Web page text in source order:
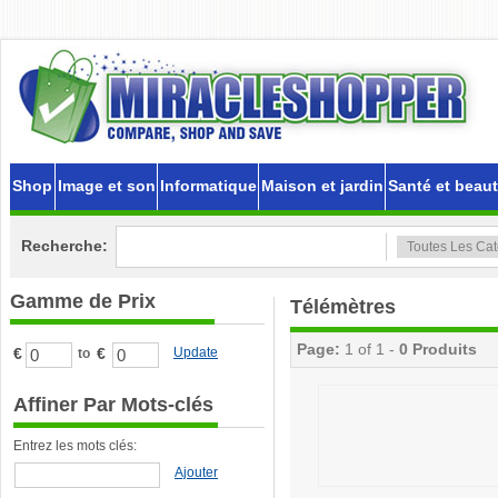
Shop Image et son Informatique Maison et jardin Santé et
Recherche:
Gamme de Prix
€ to € Update
Affiner Par Mots-clés
Entrez les mots clés:
Ajouter
Télémètres
Page: 1 of 1 - 0 Produits